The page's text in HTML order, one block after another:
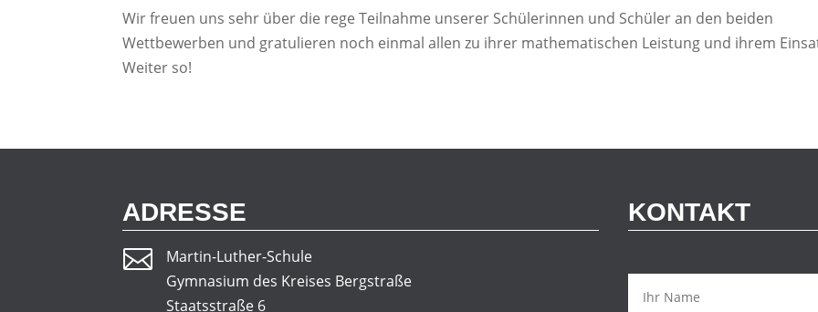
Wir freuen uns sehr über die rege Teilnahme unserer Schülerinnen und Schüler an den beiden
Wettbewerben und gratulieren noch einmal allen zu ihrer mathematischen Leistung und ihrem
Weiter so!
ADRESSE

Martin-Luther-Schule
Gymnasium des Kreises Bergstraße
Staatsstraße 6
KONTAKT